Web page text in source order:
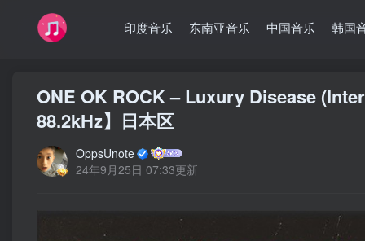
印度音乐 东南亚音乐 中国音乐 韩国
ONE OK ROCK – Luxury Disease
88.2kHz】日本区
OppsUnote
24年9月25日 07:33更新